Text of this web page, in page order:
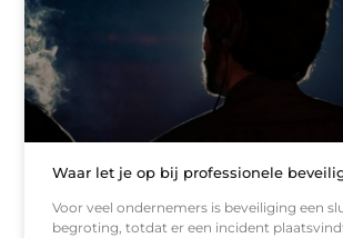
Waar let je op bij professionele
Voor veel ondernemers is beveiliging een
begroting, totdat er een incident